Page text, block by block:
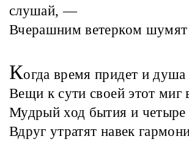
слушай, —
Вчерашним ветерком шумят
Когда время придет и душа
Вещи к сути своей этот миг
Мудрый ход бытия и четыре
Вдруг утратят навек